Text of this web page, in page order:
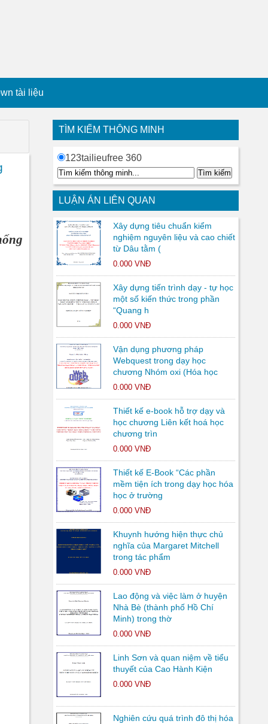
tài liệu
TÌM KIẾM THÔNG MINH
123tailieufree 360
LUẬN ÁN LIÊN QUAN
Xây dựng tiêu chuẩn kiểm
nghiệm nguyên liệu và cao chiết
từ Dâu tằm (
0.000 VNĐ
Xây dựng tiến trình dạy - tự học
một số kiến thức trong phần
“Quang h
0.000 VNĐ
Vận dụng phương pháp
Webquest trong dạy học
chương Nhóm oxi (Hóa học
0.000 VNĐ
Thiết kế e-book hỗ trợ dạy và
học chương Liên kết hoá học
chương trìn
0.000 VNĐ
Thiết kế E-Book “Các phần
mềm tiện ích trong dạy học hóa
học ở trường
0.000 VNĐ
Khuynh hướng hiện thực chủ
nghĩa của Margaret Mitchell
trong tác phẩm
0.000 VNĐ
Lao động và việc làm ở huyện
Nhà Bè (thành phố Hồ Chí
Minh) trong thờ
0.000 VNĐ
Linh Sơn và quan niệm về tiểu
thuyết của Cao Hành Kiện
0.000 VNĐ
Nghiên cứu quá trình đô thị hóa